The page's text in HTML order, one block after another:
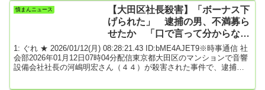
りゃ～3: 名無しどんぶらこ 2025/10/22(水) 11:51:19.11
ID:Bs0mrPY...
憤まんニュース
【大田区社長殺害】「ボーナス下
げられた」 逮捕の男、不満募ら
せたか 「口で言って分からない
なら痛い目に遭わせてでも…」
1: ぐれ ★ 2026/01/12(月) 08:28:21.43 ID:bME4AJET9※時事通信 社
会部2026年01月12日07時04分配信東京都大田区のマンションで音響
設備会社社長の河嶋明宏さん（４４）が殺害された事件で、逮捕さ